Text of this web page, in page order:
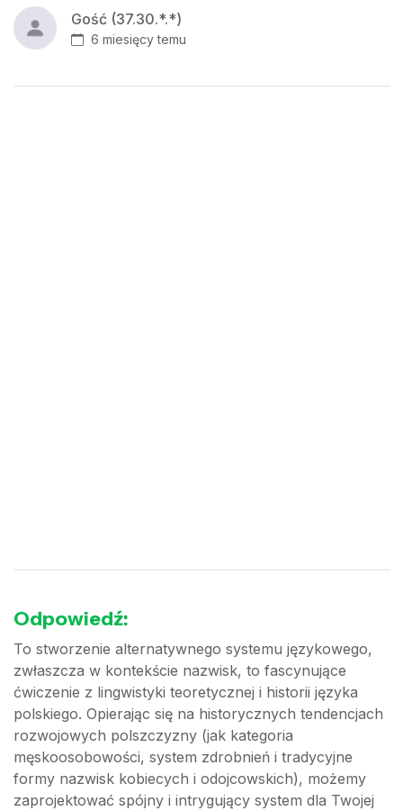
Gość (37.30.*.*)
6 miesięcy temu
Odpowiedź:
To stworzenie alternatywnego systemu językowego,
zwłaszcza w kontekście nazwisk, to fascynujące
ćwiczenie z lingwistyki teoretycznej i historii języka
polskiego. Opierając się na historycznych tendencjach
rozwojowych polszczyzny (jak kategoria
męskoosobowości, system zdrobnień i tradycyjne
formy nazwisk kobiecych i odojcowskich), możemy
zaprojektować spójny i intrygujący system dla Twojej